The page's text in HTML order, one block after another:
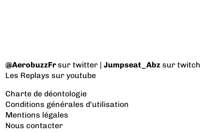
@AerobuzzFrsur twitter |Jumpseat_Abz sur twitch
Les Replays sur youtube
Charte de déontologie
Conditions générales d'utilisation
Mentions légales
Nous contacter